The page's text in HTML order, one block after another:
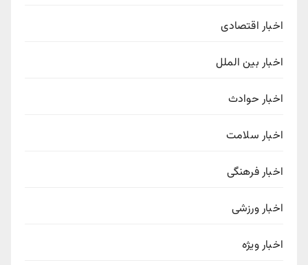
اخبار اقتصادی
اخبار بین الملل
اخبار حوادث
اخبار سلامت
اخبار فرهنگی
اخبار ورزشی
اخبار ویژه